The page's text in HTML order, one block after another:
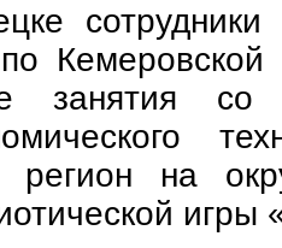
занятия со
регион на
игры